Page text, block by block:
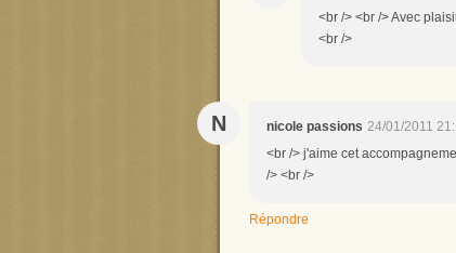
<br /> <br /> Avec
<br />
N nicole passions 24/01/2011
<br /> j'aime cet
/> <br />
Répondre